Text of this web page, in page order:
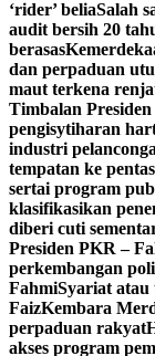
‘rider’ beliaSalah
audit bersih 20
berasas
dan perpaduan
maut terkena
Timbalan
pengisytiharan
industri
tempatan ke
sertai program
klasifikasikan
diberi cuti
Presiden PKR –
perkembangan
FahmiSyariat atau
FaizKembara
perpaduan rakyat
akses program